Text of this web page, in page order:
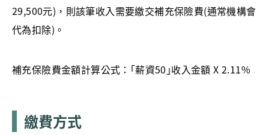
29,500元)，則該筆收入需要繳交補充保險費(通常機構會
代為扣除)。
補充保險費金額計算公式：｢薪資50｣收入金額 X 2.11%
繳費方式